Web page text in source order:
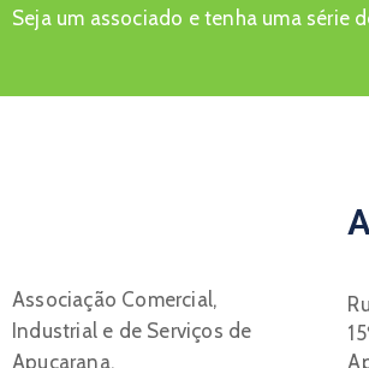
Seja um associado e tenha uma série
Associação Comercial,
Industrial e de Serviços de
Apucarana.